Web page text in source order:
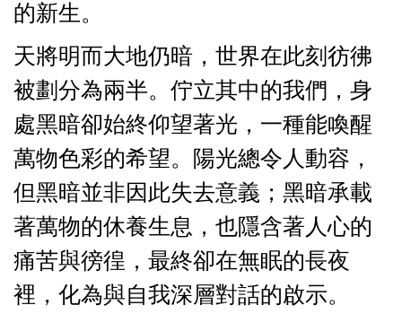
的新生。
天將明而大地仍暗，世界在此刻彷彿
被劃分為兩半。佇立其中的我們，身
處黑暗卻始終仰望著光，一種能喚醒
萬物色彩的希望。陽光總令人動容，
但黑暗並非因此失去意義；黑暗承載
著萬物的休養生息，也隱含著人心的
痛苦與徬徨，最終卻在無眠的長夜
裡，化為與自我深層對話的啟示。